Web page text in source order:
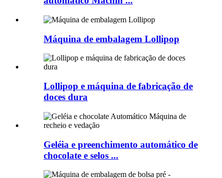
Máquina de embalagem Lollipop
Lollipop e máquina de fabricação de
doces dura
Geléia e preenchimento automático de
chocolate e selos ...